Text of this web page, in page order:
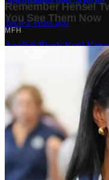
Tech·2 years ago
Analisis Bisnis Kopi
dalam Industri Kopi
Bisnis·1 year ago
Share: